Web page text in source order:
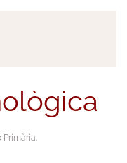
Primària.